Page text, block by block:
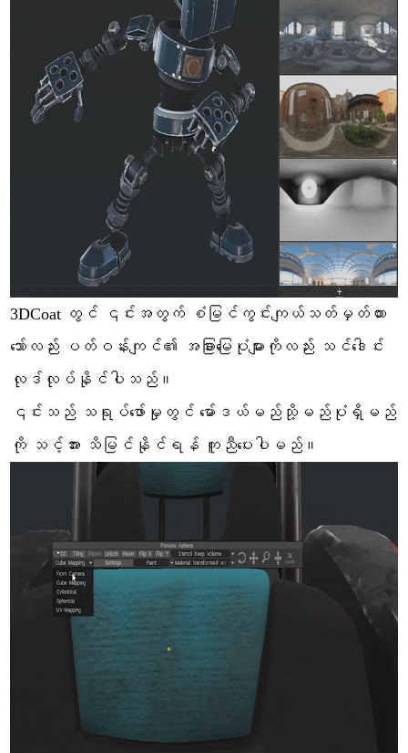
3DCoat တွင် ၎င်းအတွက် စံမြင်ကွင်းကျယ်သတ်မှတ်ထား
သော်လည်း ပတ်ဝန်းကျင်၏ အခြားမြေပုံများကိုလည်း သင်ဒေါင်း
လုဒ်လုပ်နိုင်ပါသည်။
၎င်းသည် သရုပ်ဖော်မှုတွင် မော်ဒယ်မည်သို့မည်ပုံရှိမည်
ကို သင့်အား သိမြင်နိုင်ရန် ကူညီပေးပါမည်။